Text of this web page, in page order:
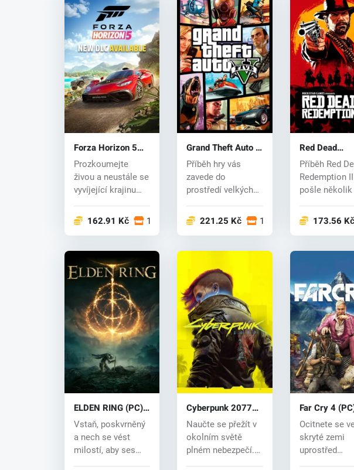
Forza Horizon 5
(PC/Xbox One) key
Prozkoumejte
živou a neustále se
vyvíjející krajinu
otevřeném svět...
162.91 Kč 16 obchodech
Grand Theft Auto V
(PC) CD key
Příběh hry vás
zavede do
prostředí velkých
světem, což zn...
221.25 Kč 17 obchodech
Red Dead
Redemption 2
CD key
Příběh Red
Redemption
pošle
Dead...173.56 Kč
ELDEN RING (PC)
key
Vstaň, poskvrněný
a nech se vést
milostí, aby ses
Cyberpunk 2077
(PC) CD key
Naučte se přežít v
okolním světě
plném nebezpečí.
Far Cry 4
key
Ocitnete se
skryté zemi
uprostřed